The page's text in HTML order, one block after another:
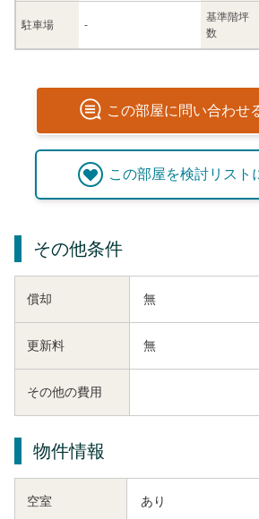
駐車場 -
基準階坪
数
この部屋に問い合わせ
この部屋を検討リスト
その他条件
償却 無
更新料 無
その他の費用
物件情報
空室 あり